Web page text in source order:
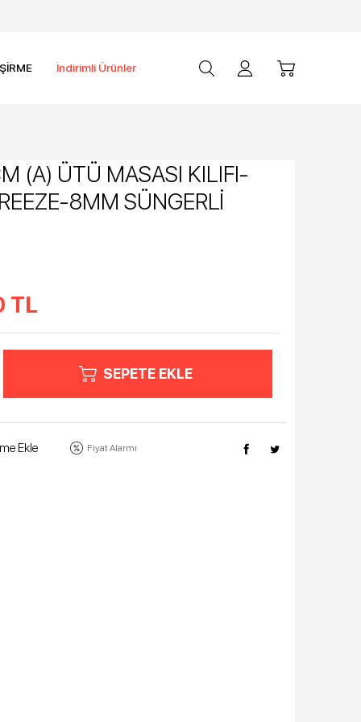
İndirimli Ürünler
(A) ÜTÜ MASASI KILIFI-
8MM SÜNGERLİ
TL
SEPETE EKLE
Ekle Fiyat Alarmı